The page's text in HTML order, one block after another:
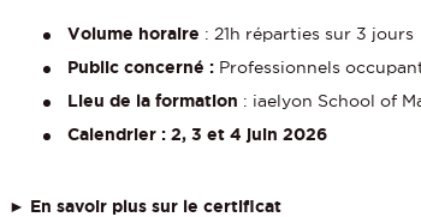
Volume horaire : 21h réparties sur 3 jours
Public concerné : Professionnels
Lieu de la formation : iaelyon School of
Calendrier : 2, 3 et 4 juin 2026
► En savoir plus sur le certificat